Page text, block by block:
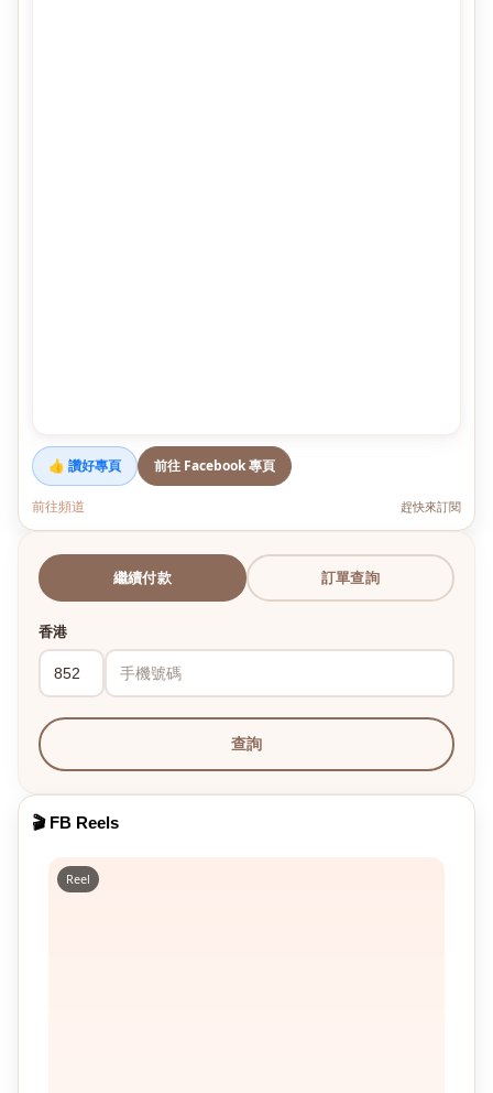
👍 讚好專頁 前往 Facebook 專頁
前往頻道 趕快來訂閱
繼續付款 訂單查詢
香港
查詢
🎬 FB Reels
Reel